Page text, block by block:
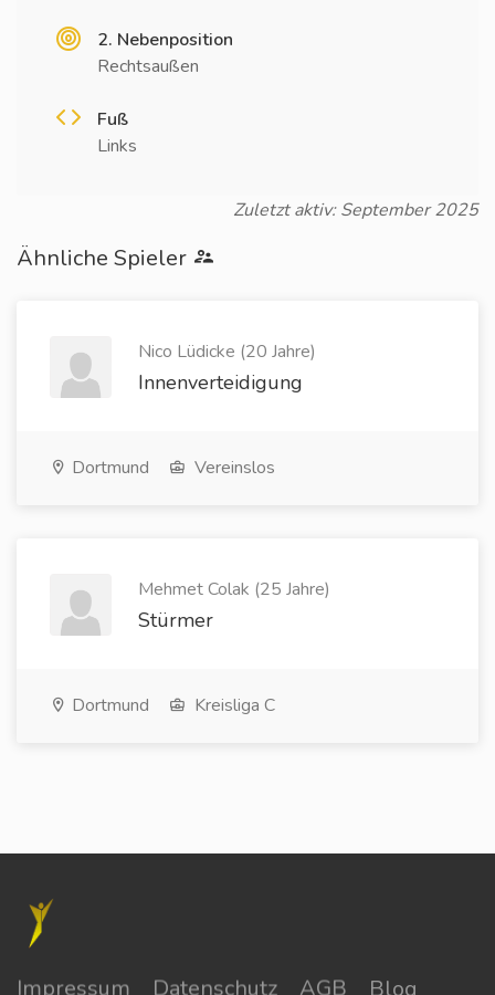
2. Nebenposition
Rechtsaußen
Fuß
Links
Zuletzt aktiv: September 2025
Ähnliche Spieler
Nico Lüdicke (20 Jahre)
Innenverteidigung
Dortmund Vereinslos
Mehmet Colak (25 Jahre)
Stürmer
Dortmund Kreisliga C
Impressum Datenschutz AGB Blog